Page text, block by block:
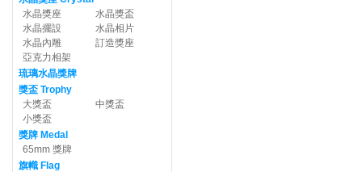
水晶獎座
水晶獎盃
水晶擺設
水晶相片
水晶內雕
訂造獎座
亞克力相架
琉璃水晶獎牌
獎盃 Trophy
大獎盃
中獎盃
小獎盃
獎牌 Medal
65mm 獎牌
旗幟 Flag